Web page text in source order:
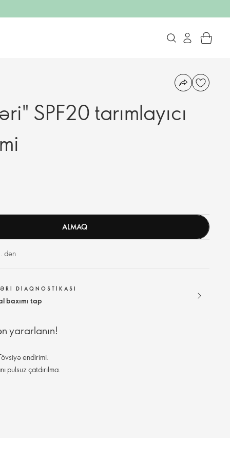
SPF20 tarımlayıcı
ALMAQ
dən
DIAQNOSTIKASI
baxımı tap
yararlanın!
endirimi.
pulsuz çatdırılma.